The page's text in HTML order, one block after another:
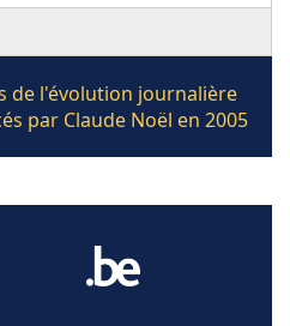
de l'évolution journalière
par Claude Noël en 2005